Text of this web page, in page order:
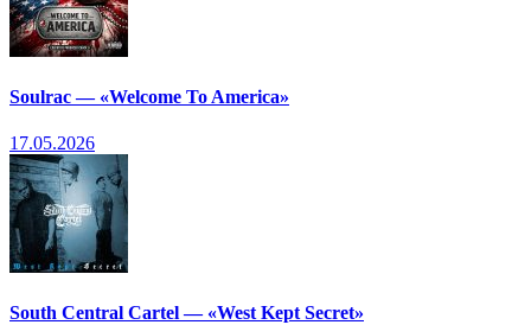
Soulrac — «Welcome To America»
17.05.2026
South Central Cartel — «West Kept Secret»